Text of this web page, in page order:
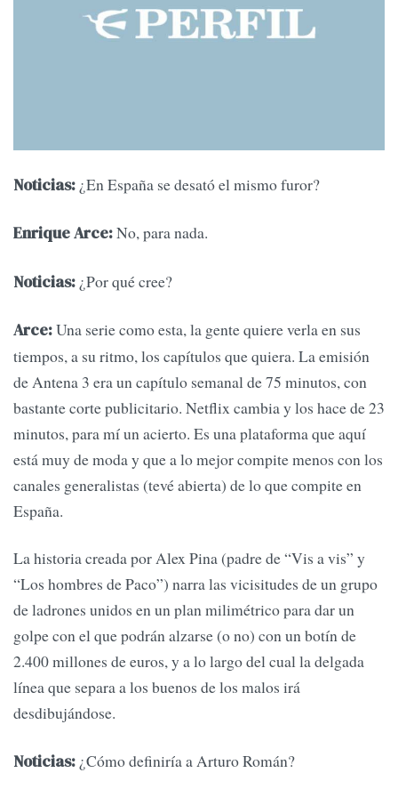
Noticias: ¿En España se desató el mismo furor?
Enrique Arce:No, para nada.
Noticias: ¿Por qué cree?
Arce:Una serie como esta, la gente quiere verla en sus
tiempos, a su ritmo, los capítulos que quiera. La emisión
de Antena 3 era un capítulo semanal de 75 minutos, con
bastante corte publicitario. Netflix cambia y los hace de 23
minutos, para mí un acierto. Es una plataforma que aquí
está muy de moda y que a lo mejor compite menos con los
canales generalistas (tevé abierta) de lo que compite en
España.
La historia creada por Alex Pina (padre de “Vis a vis” y
“Los hombres de Paco”) narra las vicisitudes de un grupo
de ladrones unidos en un plan milimétrico para dar un
golpe con el que podrán alzarse (o no) con un botín de
2.400 millones de euros, y a lo largo del cual la delgada
línea que separa a los buenos de los malos irá
desdibujándose.
Noticias: ¿Cómo definiría a Arturo Román?